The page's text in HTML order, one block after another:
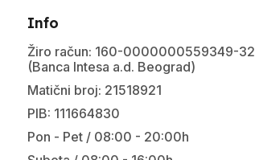
Info
Žiro račun: 160-0000000559349-32
(Banca Intesa a.d. Beograd)
Matični broj: 21518921
PIB: 111664830
Pon - Pet / 08:00 - 20:00h